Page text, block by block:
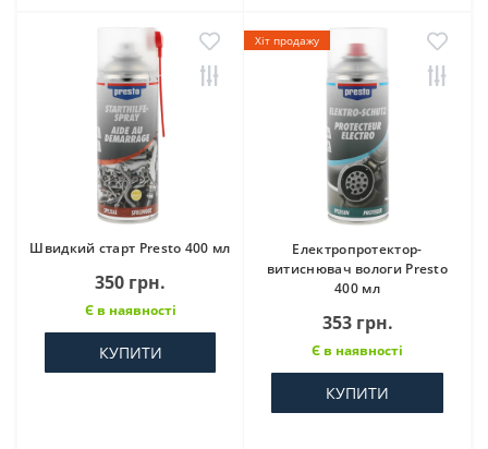
Швидкий старт Presto 400 мл
350 грн.
Є в наявності
КУПИТИ
Хіт продажу
Електропротектор-
витиснювач вологи Presto
400 мл
353 грн.
Є в наявності
КУПИТИ